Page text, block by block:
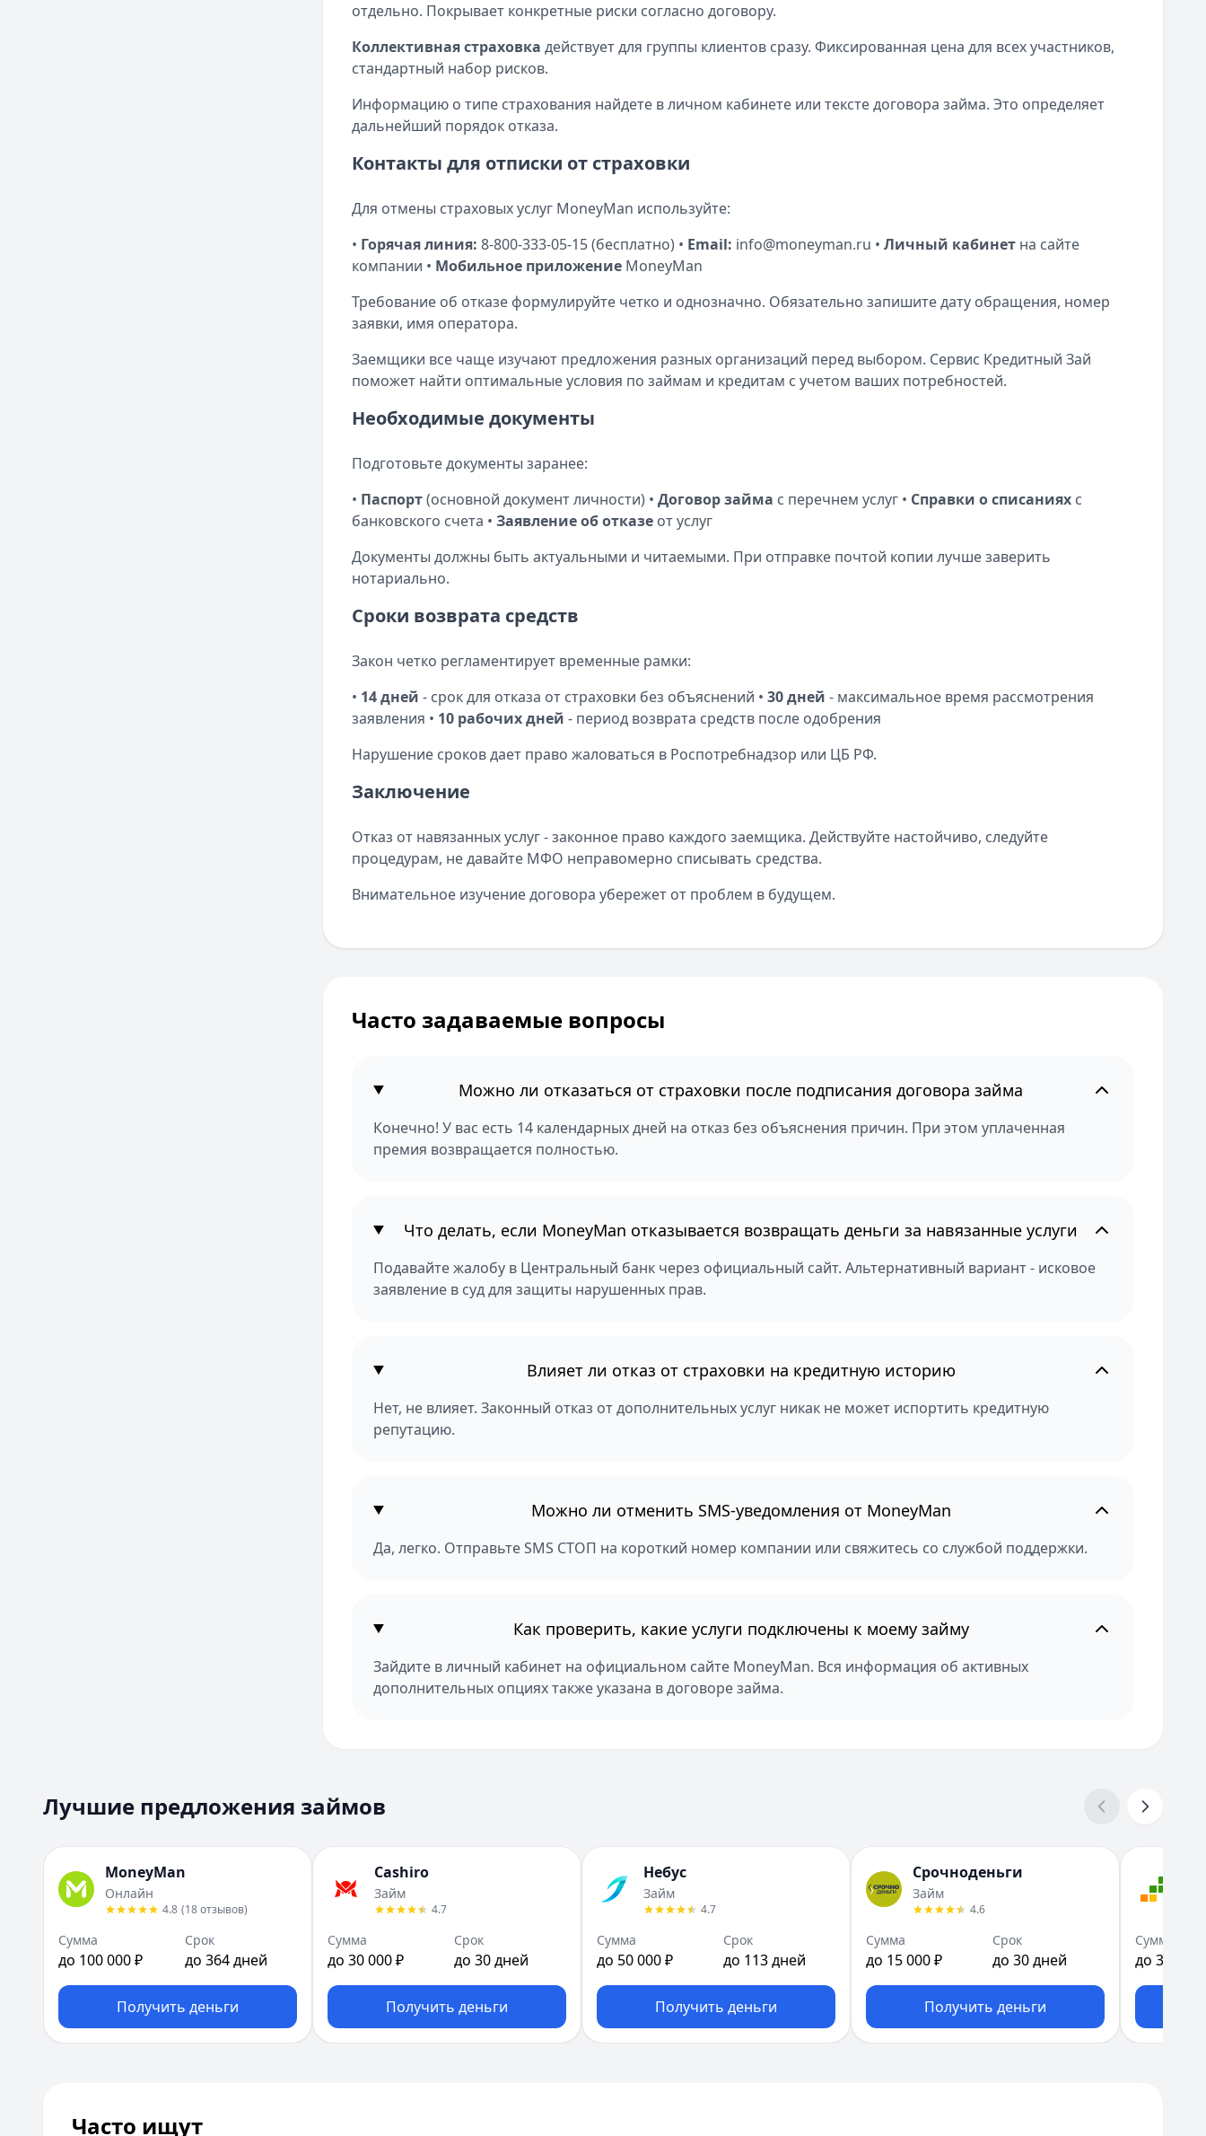
отдельно. Покрывает конкретные риски согласно договору.
Коллективная страховка действует для группы клиентов сразу. Фиксированная цена для всех участников,
стандартный набор рисков.
Информацию о типе страхования найдете в личном кабинете или тексте договора займа. Это определяет
дальнейший порядок отказа.
Контакты для отписки от страховки
Для отмены страховых услуг MoneyMan используйте:
• Горячая линия: 8-800-333-05-15 (бесплатно) • Email: info@moneyman.ru • Личный кабинет на сайте
компании • Мобильное приложение MoneyMan
Требование об отказе формулируйте четко и однозначно. Обязательно запишите дату обращения, номер
заявки, имя оператора.
Заемщики все чаще изучают предложения разных организаций перед выбором. Сервис Кредитный Зай
поможет найти оптимальные условия по займам и кредитам с учетом ваших потребностей.
Необходимые документы
Подготовьте документы заранее:
• Паспорт(основной документ личности) • Договор займа с перечнем услуг • Справки о списаниях с
банковского счета • Заявление об отказе от услуг
Документы должны быть актуальными и читаемыми. При отправке почтой копии лучше заверить
нотариально.
Сроки возврата средств
Закон четко регламентирует временные рамки:
• 14 дней - срок для отказа от страховки без объяснений • 30 дней - максимальное время рассмотрения
заявления • 10 рабочих дней - период возврата средств после одобрения
Нарушение сроков дает право жаловаться в Роспотребнадзор или ЦБ РФ.
Заключение
Отказ от навязанных услуг - законное право каждого заемщика. Действуйте настойчиво, следуйте
процедурам, не давайте МФО неправомерно списывать средства.
Внимательное изучение договора убережет от проблем в будущем.
Часто задаваемые вопросы
Можно ли отказаться от страховки после подписания договора займа
Конечно! У вас есть 14 календарных дней на отказ без объяснения причин. При этом уплаченная
премия возвращается полностью.
Что делать, если MoneyMan отказывается возвращать деньги за навязанные услуги
Подавайте жалобу в Центральный банк через официальный сайт. Альтернативный вариант - исковое
заявление в суд для защиты нарушенных прав.
Влияет ли отказ от страховки на кредитную историю
Нет, не влияет. Законный отказ от дополнительных услуг никак не может испортить кредитную
репутацию.
Можно ли отменить SMS-уведомления от MoneyMan
Да, легко. Отправьте SMS СТОП на короткий номер компании или свяжитесь со службой поддержки.
Как проверить, какие услуги подключены к моему займу
Зайдите в личный кабинет на официальном сайте MoneyMan. Вся информация об активных
дополнительных опциях также указана в договоре займа.
Лучшие предложения займов
MoneyMan
Онлайн
4.8 (18отзывов)
Сумма
до 100 000 ₽
Срок
до 364 дней
Получить деньги
Cashiro
Займ
4.7
Сумма
до 30 000 ₽
Срок
до 30 дней
Получить деньги
Небус
Займ
4.7
Сумма
до 50 000 ₽
Срок
до 113 дней
Получить деньги
Срочноденьги
Займ
4.6
Сумма
до 15 000 ₽
Срок
до 30 дней
Получить деньги
Сумма
до 30 000
Часто ищут